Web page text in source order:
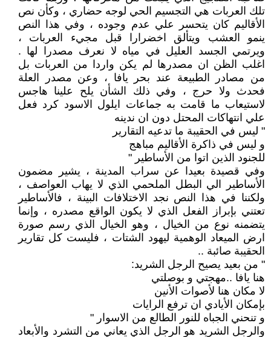
تلك العربات هي التجسيم الحي لوجه حضاري ، وكأن نص
الأقاليم كان يتحسر علي عدم وجوده ، وفي هذا النص
ينمو العشب ويتألق اخضرارا قبل مجيء العربات ،
ويرتمي الجسد العليل في مياه لا نعرف مصدرا لها .
اغلب الظن ان مصدرها لم يكن واردا من العربات بل
من مصادر الطبيعة عند بحر يافا ، وعن مصدر العلة
فحدث ولا حرج ، وفي ذلك الشأن يلح علينا هاجس
لاستيعاب ما قامت به جماعات ايلول الاسود كرد فعل
علي انتهاكات المحتل دون ان ندينه
" ليس في الحقيبة ما تدعيه التقارير
و ليس في ذاكرة الأقاليم مباهج
للجنود الذين اتوا من الأساطير "
وفي قصيدة بعيدا عن سراب المدينة ، يشير مضمون
الأساطير الي البطل الملحمي الذي لا يهاب العواصف ،
ولكننا في هذا النص نجد الاختلافات البينة ، فالأساطير
تعتني بإبراز الفعل الذي لا يكون الواقع مصدره ، وإنما
يتضمنه نوع من الخيال ، وهو الخيال الذي رسم صورة
ارض الميعاد الوهمية ليهود الشتات ، فليست كل تقارير
الحقيبة صائبة ..
" من بعيد يصيح الرجل الشريد:
هنا يافا ..مهجتي و بوصلتي
لا مكان هنا لأصوات الأنين
بإمكان الأيادي ان ترفع الرايات
و تنحني الجباه للنور الطالع من الاسوار "
والرجل الشريد هو الرجل الذي يعاني من التشرد والأبعاد